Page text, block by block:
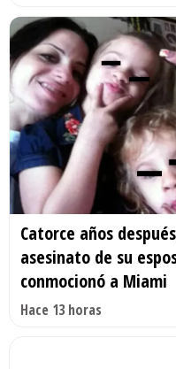
Catorce años
asesinato de su
conmocionó a Miami
Hace 13 horas